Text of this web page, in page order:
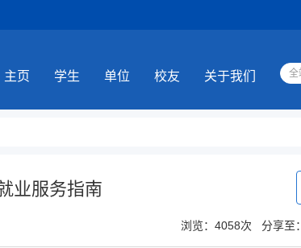
主页 学生 单位 校友 关于我们
业服务指南
浏览：4058次 分享至：